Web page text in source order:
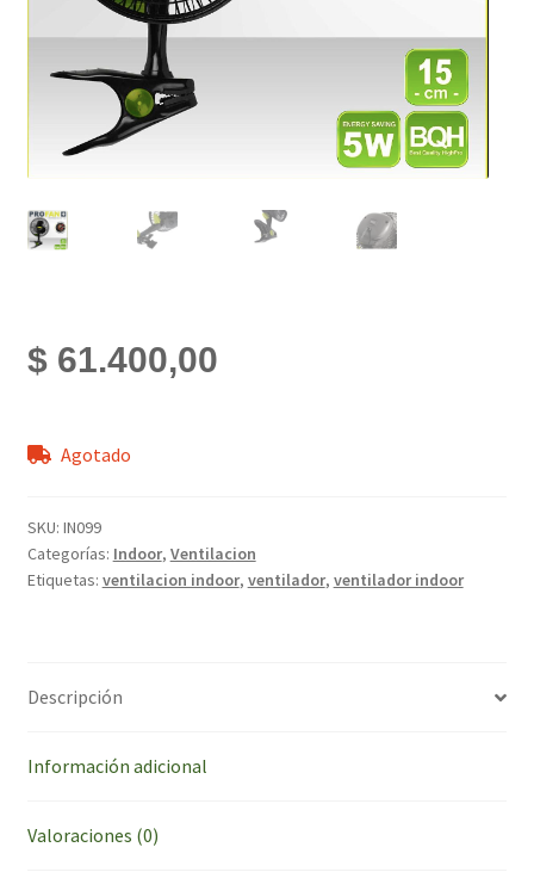
$61.400,00
Agotado
SKU: IN099
Categorías: Indoor, Ventilacion
Etiquetas: ventilacion indoor, ventilador, ventilador indoor
Descripción
Información adicional
Valoraciones (0)